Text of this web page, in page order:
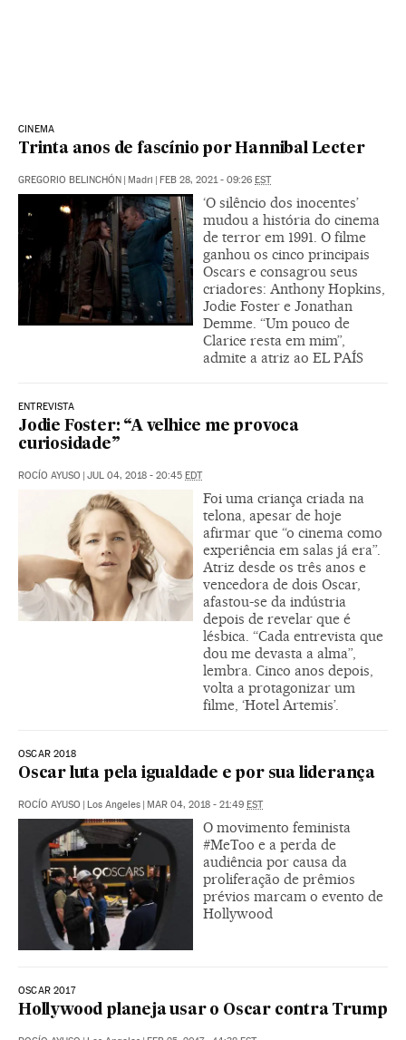
CINEMA
Trinta anos de fascínio por Hannibal Lecter
GREGORIO BELINCHÓN Madri FEB 28, 2021 - 09:26 EST
‘O silêncio dos inocentes’
mudou a história do cinema
de terror em 1991. O filme
ganhou os cinco principais
Oscars e consagrou seus
criadores: Anthony Hopkins,
Jodie Foster e Jonathan
Demme. “Um pouco de
Clarice resta em mim”,
admite a atriz ao EL PAÍS
ENTREVISTA
Jodie Foster: “A velhice me provoca
curiosidade”
ROCÍO AYUSO JUL 04, 2018 - 20:45 EDT
Foi uma criança criada na
telona, apesar de hoje
afirmar que “o cinema como
experiência em salas já era”.
Atriz desde os três anos e
vencedora de dois Oscar,
afastou-se da indústria
depois de revelar que é
lésbica. “Cada entrevista que
dou me devasta a alma”,
lembra. Cinco anos depois,
volta a protagonizar um
filme, ‘Hotel Artemis’.
OSCAR 2018
Oscar luta pela igualdade e por sua liderança
ROCÍO AYUSO Los Angeles MAR 04, 2018 - 21:49 EST
O movimento feminista
#MeToo e a perda de
audiência por causa da
proliferação de prêmios
prévios marcam o evento de
Hollywood
OSCAR 2017
Hollywood planeja usar o Oscar contra Trump